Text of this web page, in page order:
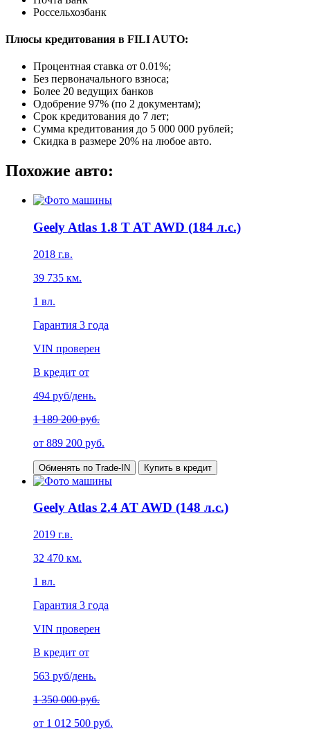
Россельхозбанк
Плюсы кредитования в FILI AUTO:
Процентная ставка от 0.01%;
Без первоначального взноса;
Более 20 ведущих банков
Одобрение 97% (по 2 документам);
Срок кредитования до 7 лет;
Сумма кредитования до 5 000 000 рублей;
Скидка в размере 20% на любое авто.
Похожие авто:
Geely Atlas 1.8 T AT AWD (184 л.с.)
2018 г.в.
39 735 км.
1 вл.
Гарантия 3 года
VIN проверен
В кредит от
494 руб/день.
1 189 200 руб.
от 889 200 руб.
Обменять по Trade-IN Купить в кредит
Geely Atlas 2.4 AT AWD (148 л.с.)
2019 г.в.
32 470 км.
1 вл.
Гарантия 3 года
VIN проверен
В кредит от
563 руб/день.
1 350 000 руб.
от 1 012 500 руб.